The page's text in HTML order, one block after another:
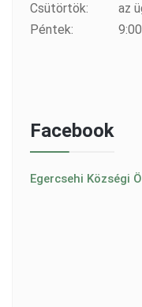
Csütörtök:
az
Péntek:
Facebook
Egercsehi Községi